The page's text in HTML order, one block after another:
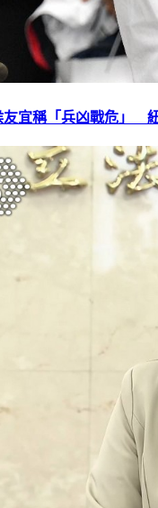
友宜稱「兵凶戰危」